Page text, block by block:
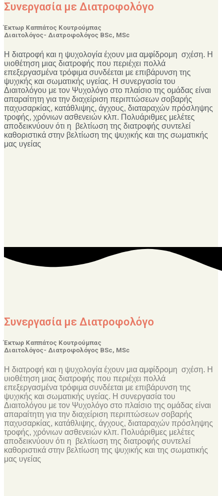
Συνεργασία με Διατροφολόγο
Έκτωρ Καππάτος Κουτρούμπας
Διαιτολόγος- Διατροφολόγος BSc, MSc
Η διατροφή και η ψυχολογία έχουν μια αμφίδρομη σχέση. Η
υιοθέτηση μιας διατροφής που περιέχει πολλά
επεξεργασμένα τρόφιμα συνδέεται με επιβάρυνση της
ψυχικής και σωματικής υγείας. Η συνεργασία του
Διαιτολόγου με τον Ψυχολόγο στο πλαίσιο της ομάδας είναι
απαραίτητη για την διαχείριση περιπτώσεων σοβαρής
παχυσαρκίας, κατάθλιψης, άγχους, διαταραχών πρόσληψης
τροφής, χρόνιων ασθενειών κλπ. Πολυάριθμες μελέτες
αποδεικνύουν ότι η βελτίωση της διατροφής συντελεί
καθοριστικά στην βελτίωση της ψυχικής και της σωματικής
μας υγείας
Συνεργασία με Διατροφολόγο
Έκτωρ Καππάτος Κουτρούμπας
Διαιτολόγος- Διατροφολόγος BSc, MSc
Η διατροφή και η ψυχολογία έχουν μια αμφίδρομη σχέση. Η
υιοθέτηση μιας διατροφής που περιέχει πολλά
επεξεργασμένα τρόφιμα συνδέεται με επιβάρυνση της
ψυχικής και σωματικής υγείας. Η συνεργασία του
Διαιτολόγου με τον Ψυχολόγο στο πλαίσιο της ομάδας είναι
απαραίτητη για την διαχείριση περιπτώσεων σοβαρής
παχυσαρκίας, κατάθλιψης, άγχους, διαταραχών πρόσληψης
τροφής, χρόνιων ασθενειών κλπ. Πολυάριθμες μελέτες
αποδεικνύουν ότι η βελτίωση της διατροφής συντελεί
καθοριστικά στην βελτίωση της ψυχικής και της σωματικής
μας υγείας